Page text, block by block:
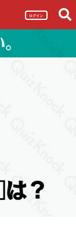
ログイン